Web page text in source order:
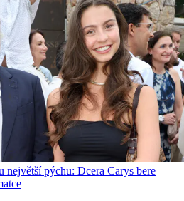
největší pýchu: Dcera Carys bere